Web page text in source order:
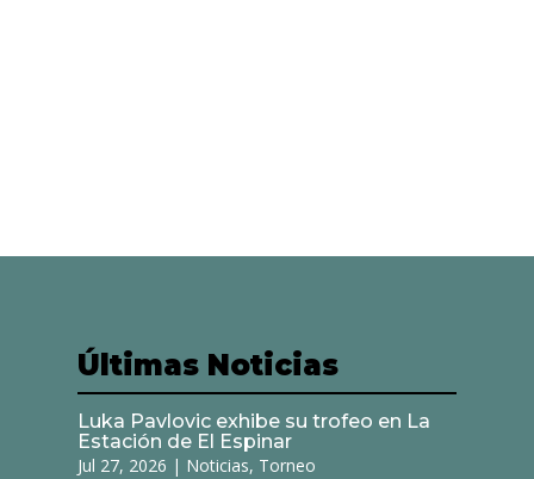
Últimas Noticias
Luka Pavlovic exhibe su trofeo en La
Estación de El Espinar
Jul 27, 2026 | Noticias, Torneo